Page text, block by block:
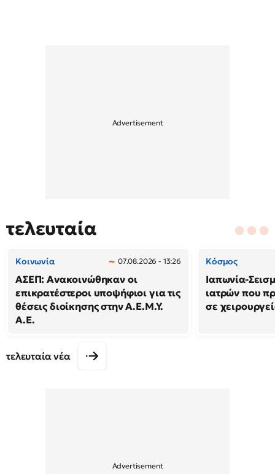
τελευταία
Κοινωνία 07.08.2026 - 13:26
ΑΣΕΠ: Ανακοινώθηκαν οι
επικρατέστεροι υποψήφιοι για τις
θέσεις διοίκησης στην Α.Ε.Μ.Υ.
Α.Ε.
Κόσμος
Ιαπωνία-
ιατρών που
σε
τελευταία νέα